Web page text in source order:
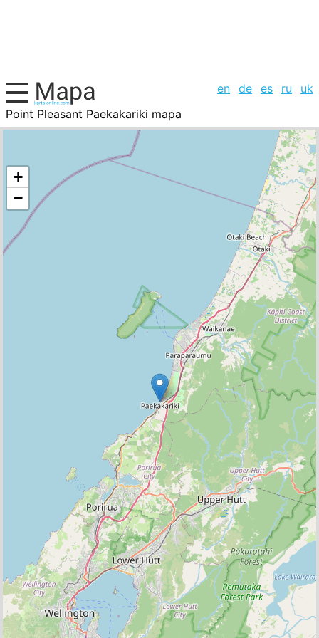
en de es ru
uk
Point Pleasant Paekakariki mapa
Colombia, la lista de ciudades
+
−